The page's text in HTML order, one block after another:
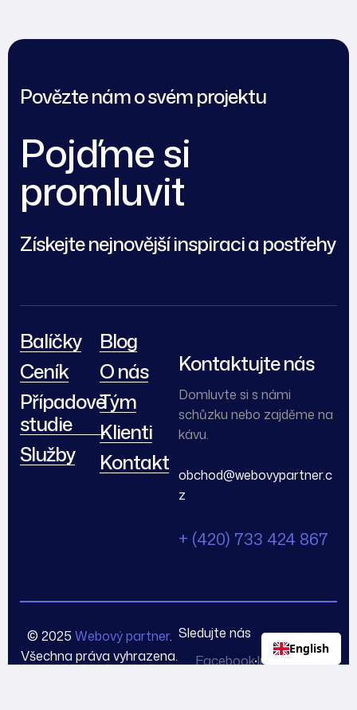
Povězte nám o svém projektu
Pojďme si
promluvit
Získejte nejnovější inspiraci a postřehy
Balíčky
Ceník
Případové
studie
Služby
Blog
O nás
Tým
Klienti
Kontakt
Kontaktujte nás
Domluvte si s námi
schůzku nebo zajděme na
kávu.
obchod@webovypartner.c
z
+ (420) 733 424 867
© 2025 Webový partner.
Všechna práva vyhrazena.
Sledujte nás
FacebookInstagram
English